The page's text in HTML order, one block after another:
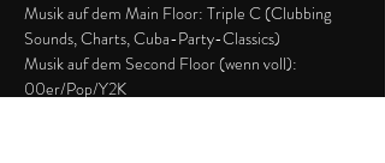
Musik auf dem Main Floor: Triple C (Clubbing
Sounds, Charts, Cuba-Party-Classics)
Musik auf dem Second Floor (wenn voll):
00er/Pop/Y2K